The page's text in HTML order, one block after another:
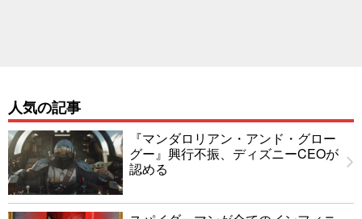
人気の記事
『マンダロリアン・アンド・グロー
グー』興行不振、ディズニーCEOが
認める